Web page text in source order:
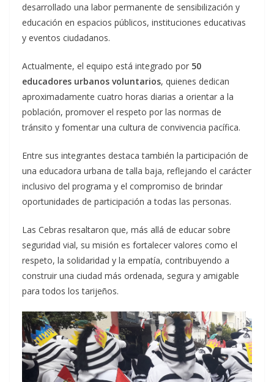
desarrollado una labor permanente de sensibilización y
educación en espacios públicos, instituciones educativas
y eventos ciudadanos.
Actualmente, el equipo está integrado por 50
educadores urbanos voluntarios, quienes dedican
aproximadamente cuatro horas diarias a orientar a la
población, promover el respeto por las normas de
tránsito y fomentar una cultura de convivencia pacífica.
Entre sus integrantes destaca también la participación de
una educadora urbana de talla baja, reflejando el carácter
inclusivo del programa y el compromiso de brindar
oportunidades de participación a todas las personas.
Las Cebras resaltaron que, más allá de educar sobre
seguridad vial, su misión es fortalecer valores como el
respeto, la solidaridad y la empatía, contribuyendo a
construir una ciudad más ordenada, segura y amigable
para todos los tarijeños.